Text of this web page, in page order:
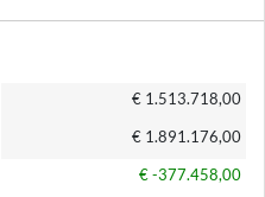
€ 1.513.718,00
€ 1.891.176,00
€ -377.458,00